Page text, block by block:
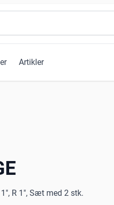
Artikler
R 1", Sæt med 2 stk.